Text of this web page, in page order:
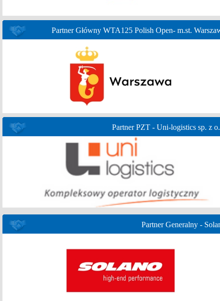
Partner Główny WTA125 Polish Open- m.st.
Partner PZT - Uni-logistics sp. z
Partner Generalny -